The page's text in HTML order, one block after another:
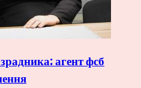
агент фсб